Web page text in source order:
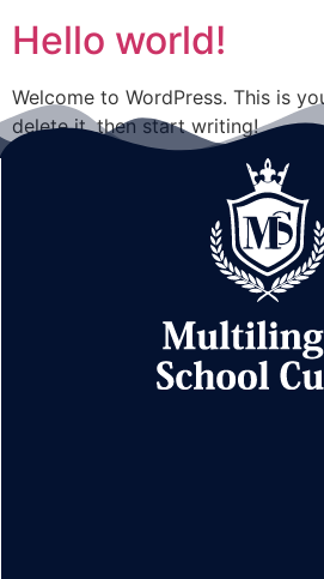
Hello world!
Welcome to WordPress. This is
delete it, then start writing!